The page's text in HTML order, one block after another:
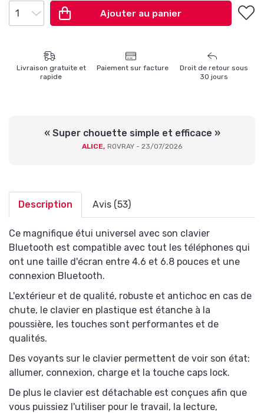
Ajouter au panier
Livraison gratuite et
rapide
Paiement sur facture Droit de retour sous
30 jours
« Super chouette simple et efficace »
ALICE, ROVRAY - 23/07/2026
Description Avis (53)
Ce magnifique étui universel avec son clavier
Bluetooth est compatible avec tout les téléphones qui
ont une taille d'écran entre 4.6 et 6.8 pouces et une
connexion Bluetooth.
L'extérieur et de qualité, robuste et antichoc en cas de
chute, le clavier en plastique est étanche à la
poussière, les touches sont performantes et de
qualités.
Des voyants sur le clavier permettent de voir son état:
allumer, connexion, charge et la touche caps lock.
De plus le clavier est détachable est conçues afin que
vous puissiez l'utiliser pour le travail, la lecture,